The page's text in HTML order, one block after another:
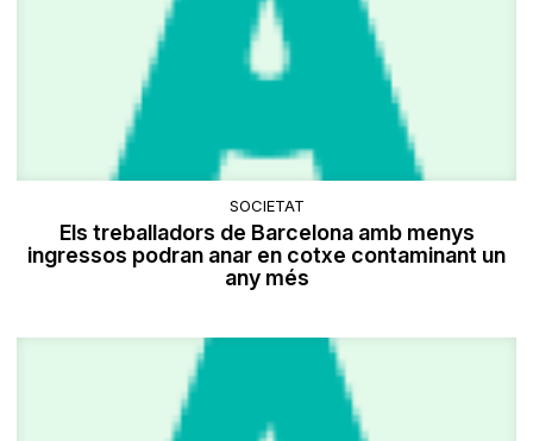
SOCIETAT
Els treballadors de Barcelona amb menys
ingressos podran anar en cotxe contaminant un
any més